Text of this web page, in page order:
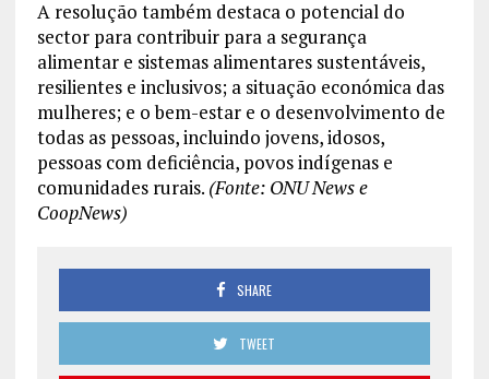
A resolução também destaca o potencial do
sector para contribuir para a segurança
alimentar e sistemas alimentares sustentáveis,
resilientes e inclusivos; a situação económica das
mulheres; e o bem-estar e o desenvolvimento de
todas as pessoas, incluindo jovens, idosos,
pessoas com deficiência, povos indígenas e
comunidades rurais. (Fonte: ONU News e
CoopNews)
SHARE
TWEET